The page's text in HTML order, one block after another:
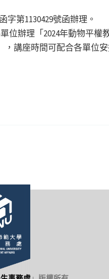
第1130429號函辦理。
位辦理「2024年動物平權
講座時間可配合各單位